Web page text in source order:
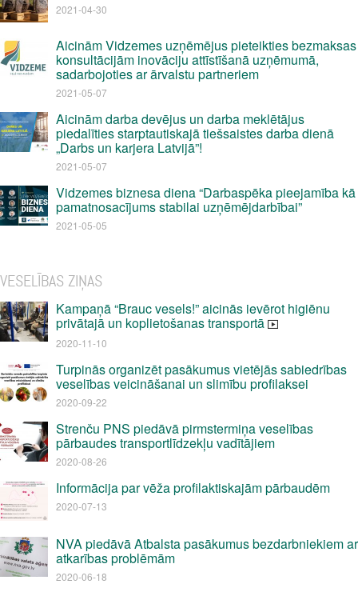
2021-04-30
Aicinām Vidzemes uzņēmējus pieteikties bezmaksas
konsultācijām inovāciju attīstīšanā uzņēmumā,
sadarbojoties ar ārvalstu partneriem
2021-05-07
Aicinām darba devējus un darba meklētājus
piedalīties starptautiskajā tiešsaistes darba dienā
„Darbs un karjera Latvijā”!
2021-05-07
Vidzemes biznesa diena “Darbaspēka pieejamība kā
pamatnosacījums stabilai uzņēmējdarbībai”
2021-05-05
VESELĪBAS ZIŅAS
Kampaņā “Brauc vesels!” aicinās ievērot higiēnu
privātajā un koplietošanas transportā
2020-11-10
Turpinās organizēt pasākumus vietējās sabiedrības
veselības veicināšanai un slimību profilaksei
2020-09-22
Strenču PNS piedāvā pirmstermiņa veselības
pārbaudes transportlīdzekļu vadītājiem
2020-08-26
Informācija par vēža profilaktiskajām pārbaudēm
2020-07-13
NVA piedāvā Atbalsta pasākumus bezdarbniekiem ar
atkarības problēmām
2020-06-18